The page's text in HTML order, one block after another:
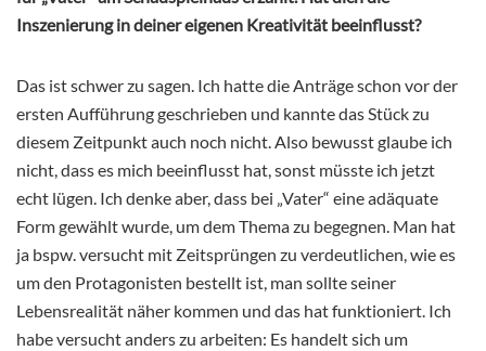
Inszenierung in deiner eigenen Kreativität beeinflusst?
Das ist schwer zu sagen. Ich hatte die Anträge schon vor der
ersten Aufführung geschrieben und kannte das Stück zu
diesem Zeitpunkt auch noch nicht. Also bewusst glaube ich
nicht, dass es mich beeinflusst hat, sonst müsste ich jetzt
echt lügen. Ich denke aber, dass bei „Vater“ eine adäquate
Form gewählt wurde, um dem Thema zu begegnen. Man hat
ja bspw. versucht mit Zeitsprüngen zu verdeutlichen, wie es
um den Protagonisten bestellt ist, man sollte seiner
Lebensrealität näher kommen und das hat funktioniert. Ich
habe versucht anders zu arbeiten: Es handelt sich um